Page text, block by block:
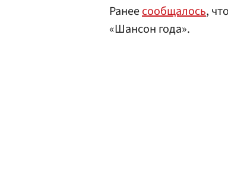
Ранеесообщалось,
«Шансон года».